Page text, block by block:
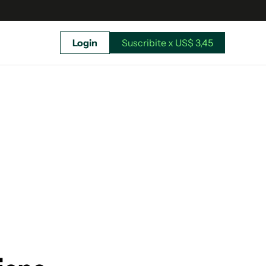
Login Suscribite x US$ 3,45